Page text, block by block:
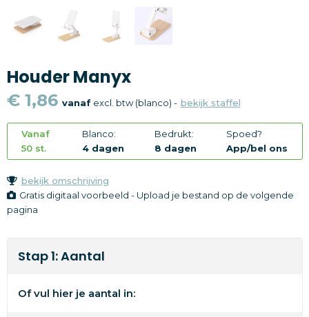
Kantoorartikelen
Gadgets
Textiel
Thema
Merken
Houder Manyx
€ 1,86 vanafexcl. btw (blanco) - bekijk staffel
Vanaf
50 st.
Blanco:
4 dagen
Bedrukt:
8 dagen
Spoed?
App/bel ons
bekijk omschrijving
Gratis digitaal voorbeeld - Upload je bestand op de volgende
pagina
Stap 1: Aantal
Of vul hier je aantal in: